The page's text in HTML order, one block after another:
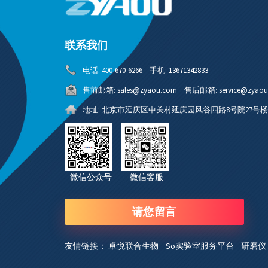
联系我们
电话: 400-670-6266 手机: 13671342833
售前邮箱: sales@zyaou.com 售后邮箱:
地址: 北京市延庆区中关村延庆园风谷四路8号院27号楼
微信公众号 微信客服
请您留言
友情链接： 卓悦联合生物 So实验室服务平台 研磨